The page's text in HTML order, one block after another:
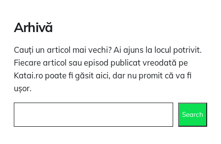
Arhivă
Cauți un articol mai vechi? Ai ajuns la locul potrivit.
Fiecare articol sau episod publicat vreodată pe
Katai.ro poate fi găsit aici, dar nu promit că va fi
ușor.
Search